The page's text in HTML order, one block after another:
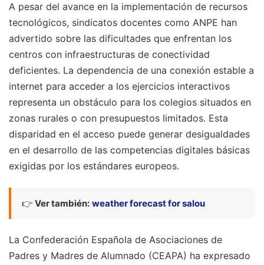
A pesar del avance en la implementación de recursos
tecnológicos, sindicatos docentes como ANPE han
advertido sobre las dificultades que enfrentan los
centros con infraestructuras de conectividad
deficientes. La dependencia de una conexión estable a
internet para acceder a los ejercicios interactivos
representa un obstáculo para los colegios situados en
zonas rurales o con presupuestos limitados. Esta
disparidad en el acceso puede generar desigualdades
en el desarrollo de las competencias digitales básicas
exigidas por los estándares europeos.
👉 Ver también: weather forecast for salou
La Confederación Española de Asociaciones de
Padres y Madres de Alumnado (CEAPA) ha expresado